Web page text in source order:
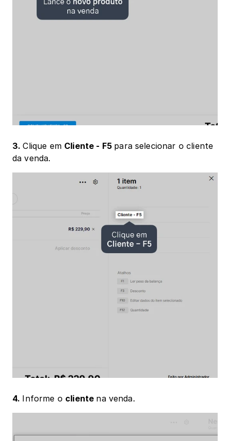
3. Clique em Cliente - F5 para selecionar o cliente
da venda.
4. Informe o cliente na venda.